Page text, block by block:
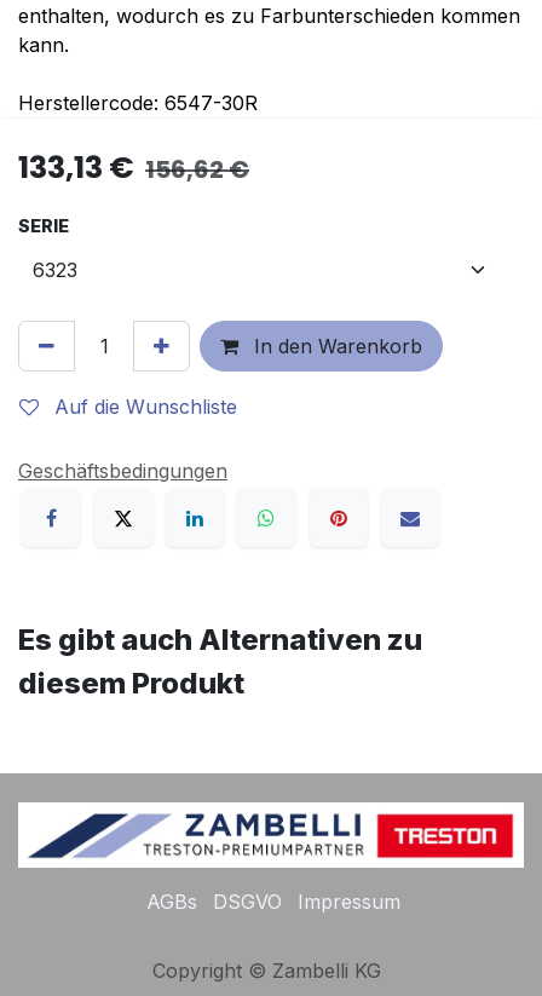
enthalten, wodurch es zu Farbunterschieden kommen
kann.
Herstellercode: 6547-30R
133,13 € 156,62€
SERIE
In den Warenkorb
Auf die Wunschliste
Geschäftsbedingungen
Es gibt auch Alternativen zu
diesem Produkt
AGBs DSGVO Impressum
Copyright © Zambelli KG